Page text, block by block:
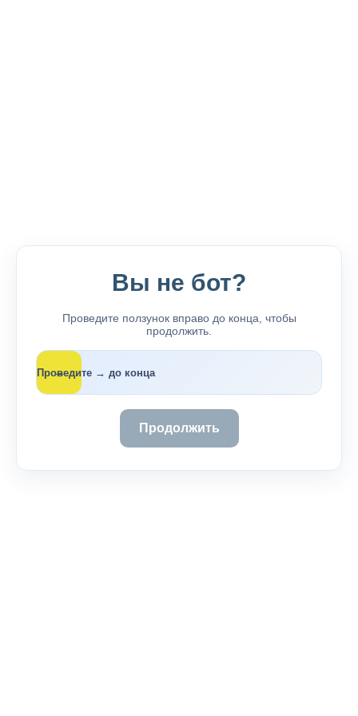
Вы не бот?
Проведите ползунок вправо до конца, чтобы
продолжить.
Проведите → до конца
→
Продолжить